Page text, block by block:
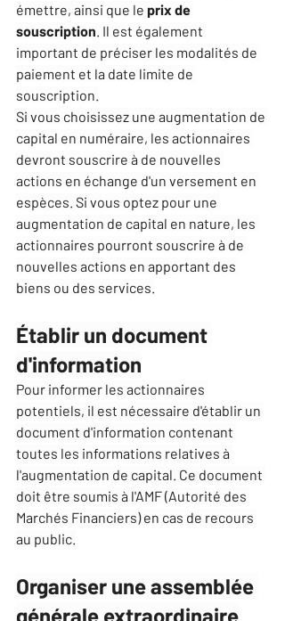
émettre, ainsi que le prix de
souscription. Il est également
important de préciser les modalités de
paiement et la date limite de
souscription.
Si vous choisissez une augmentation de
capital en numéraire, les actionnaires
devront souscrire à de nouvelles
actions en échange d'un versement en
espèces. Si vous optez pour une
augmentation de capital en nature, les
actionnaires pourront souscrire à de
nouvelles actions en apportant des
biens ou des services.
Établir un document
d'information
Pour informer les actionnaires
potentiels, il est nécessaire d'établir un
document d'information contenant
toutes les informations relatives à
l'augmentation de capital. Ce document
doit être soumis à l'AMF (Autorité des
Marchés Financiers) en cas de recours
au public.
Organiser une assemblée
générale extraordinaire